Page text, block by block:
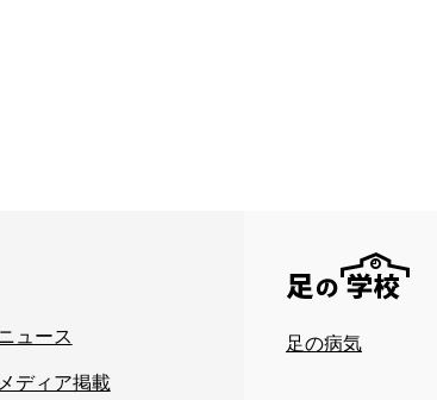
ュース
メディア掲載
足の病気